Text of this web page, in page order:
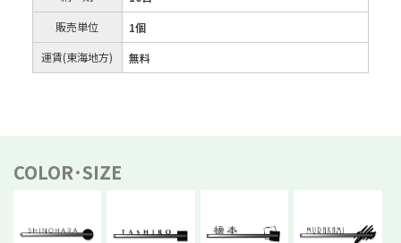
販売単位
1個
運賃(東海地方)
無料
COLOR･SIZE